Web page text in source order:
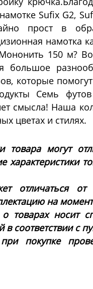
Sufix G2,
прост в
намотка
150 м?
большое
которые
Семь
смысла! Наша
цветах и стилях.
товара могут
характеристики
отличаться от
на
товарах носит
соответствии с
покупке